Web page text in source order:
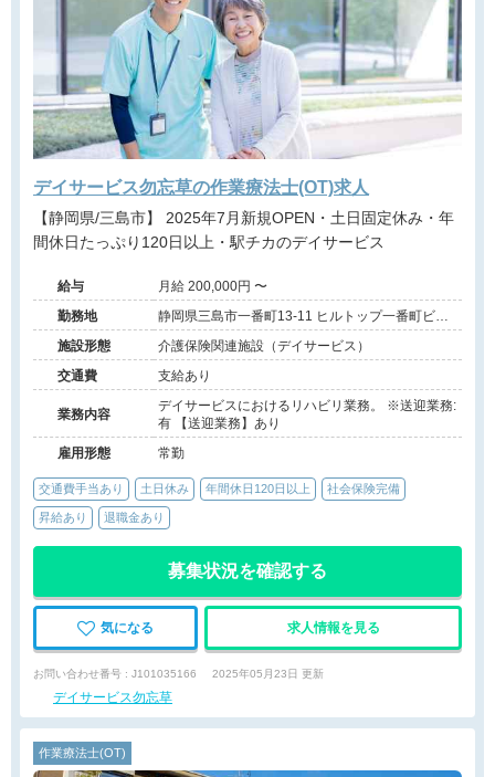
デイサービス勿忘草の作業療法士(OT)求人
【静岡県/三島市】 2025年7月新規OPEN・土日固定休み・年
間休日たっぷり120日以上・駅チカのデイサービス
給与
月給 200,000円 〜
勤務地
静岡県三島市一番町13-11 ヒルトップ一番町ビル
3F
施設形態
介護保険関連施設（デイサービス）
交通費
支給あり
業務内容
デイサービスにおけるリハビリ業務。 ※送迎業務:
有 【送迎業務】あり
雇用形態
常勤
交通費手当あり 土日休み 年間休日120日以上 社会保険完備
昇給あり 退職金あり
募集状況を確認する
気になる 求人情報を見る
お問い合わせ番号 : J101035166 2025年05月23日 更新
デイサービス勿忘草
作業療法士(OT)